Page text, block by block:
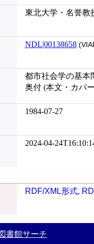
東北大学・名誉教
NDL|00138658
都市社会学の基本
奥付 (本文・カバ
1984-07-27
2024-04-
RDF/XML形式,
書館サーチ